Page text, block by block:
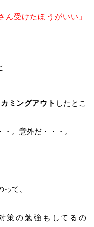
ん受けたほうがいい」
ミングアウト したとこ
。意外だ・・・。
て、
策の勉強もしてるの